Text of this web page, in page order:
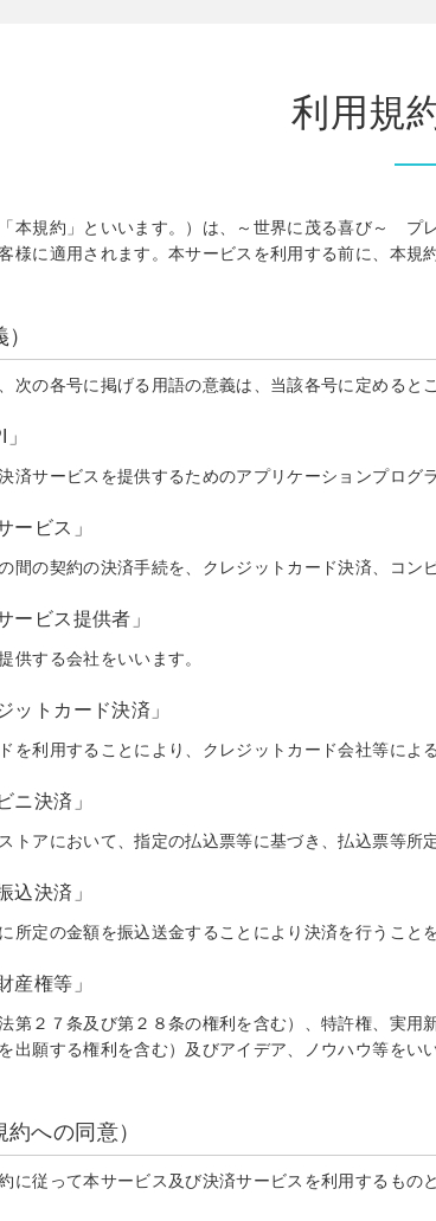
利用規
本規約」といいます。）は、～世界に茂る喜び～
様に適用されます。本サービスを利用する前に、本規
次の各号に掲げる用語の意義は、当該各号に定めると
済サービスを提供するためのアプリケーションプログ
ービス」
間の契約の決済手続を、クレジットカード決済、コン
ービス提供者」
供する会社をいいます。
ットカード決済」
を利用することにより、クレジットカード会社等によ
ニ決済」
トアにおいて、指定の払込票等に基づき、払込票等所
込決済」
所定の金額を振込送金することにより決済を行うこと
産権等」
第２７条及び第２８条の権利を含む）、特許権、実
出願する権利を含む）及びアイデア、ノウハウ等をいい
への同意）
に従って本サービス及び決済サービスを利用するもの